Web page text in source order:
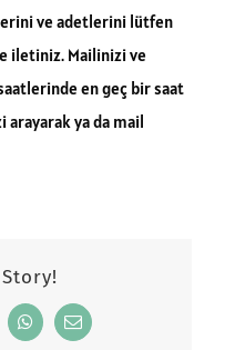
ve adetlerini lütfen
iletiniz. Mailinizi ve
en geç bir saat
ya da mail
WhatsApp
Email